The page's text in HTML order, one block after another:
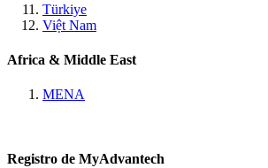
Türkiye
Việt Nam
Africa & Middle East
MENA
Registro de MyAdvantech